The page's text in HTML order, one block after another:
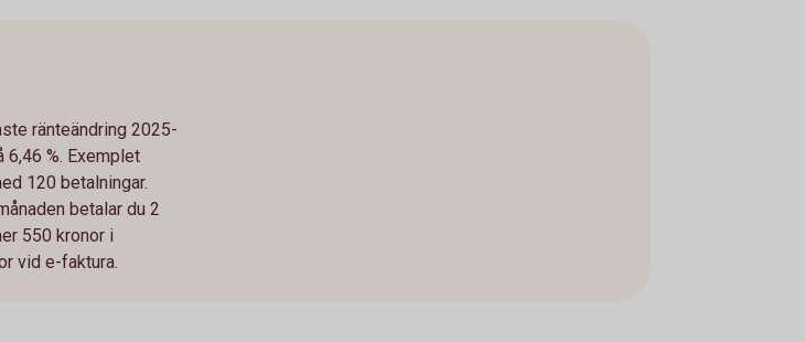
ränteändring 2025-
%. Exemplet
120 betalningar.
betalar du 2
550 kronor i
vid e-faktura.